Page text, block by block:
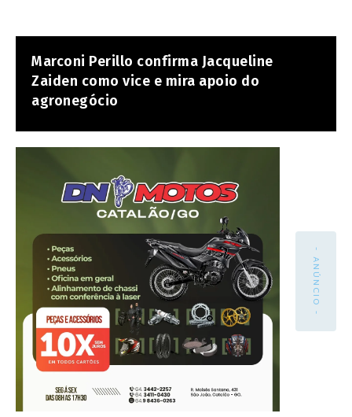
Marconi Perillo confirma Jacqueline
Zaiden como vice e mira apoio do
agronegócio
- ANÚNCIO -